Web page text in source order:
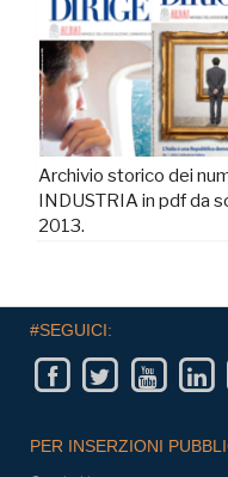
Archivio storico dei
INDUSTRIA in pdf da
2013.
#SEGUICI:
PER INSERZIONI